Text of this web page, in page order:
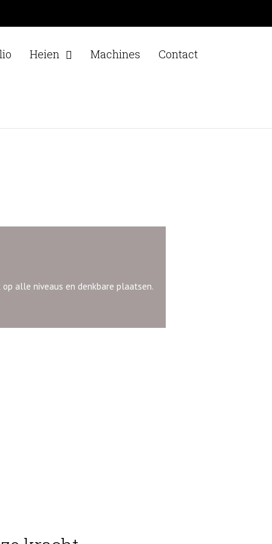
Heien Machines Contact
alle niveaus en denkbare plaatsen.